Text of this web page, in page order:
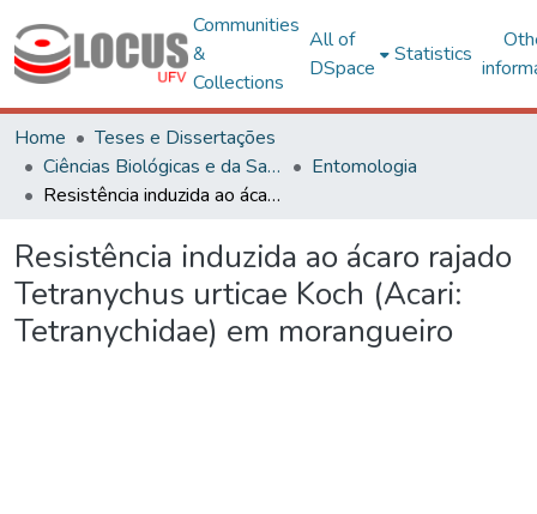
Communities
&
Collections
All of
DSpace
Statistics
Home
Teses e Dissertações
Ciências Biológicas e da Saúde
Entomologia
Resistência induzida ao ácaro rajado Tetranychus urticae Koch (Acari: Tetranychidae) em morangueiro
Resistência induzida ao ácaro rajado
Tetranychus urticae Koch (Acari:
Tetranychidae) em morangueiro